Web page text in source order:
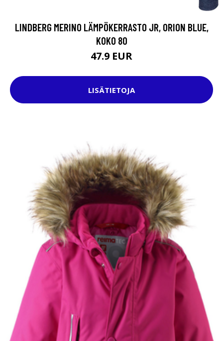
LINDBERG MERINO LÄMPÖKERRASTO JR, ORION BLUE,
KOKO 80
47.9 EUR
LISÄTIETOJA